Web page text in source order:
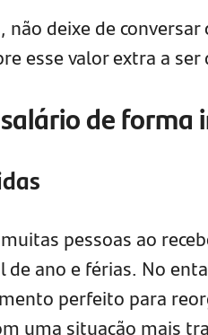
não deixe de
esse valor extra a
de forma
pessoas ao
ano e férias. No
perfeito para
uma situação mais